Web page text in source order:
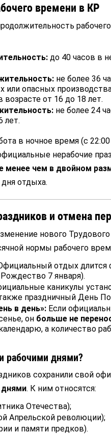
времени в КР
до 40 часов в
не более 36
или опасных
от 16 до 18 лет.
не более 24
лет.
в ночное время (с
нерабочие
менее чем в двойном
отдыха.
и отмена
нового
нормы рабочего
отдых длится
7 января).
каникулы
праздничный День
в день»: Если
он больше не
а количество
рабочими днями?
сохранили свой
. К ним относятся:
Отечества);
Апрельской революции);
и памяти предков).